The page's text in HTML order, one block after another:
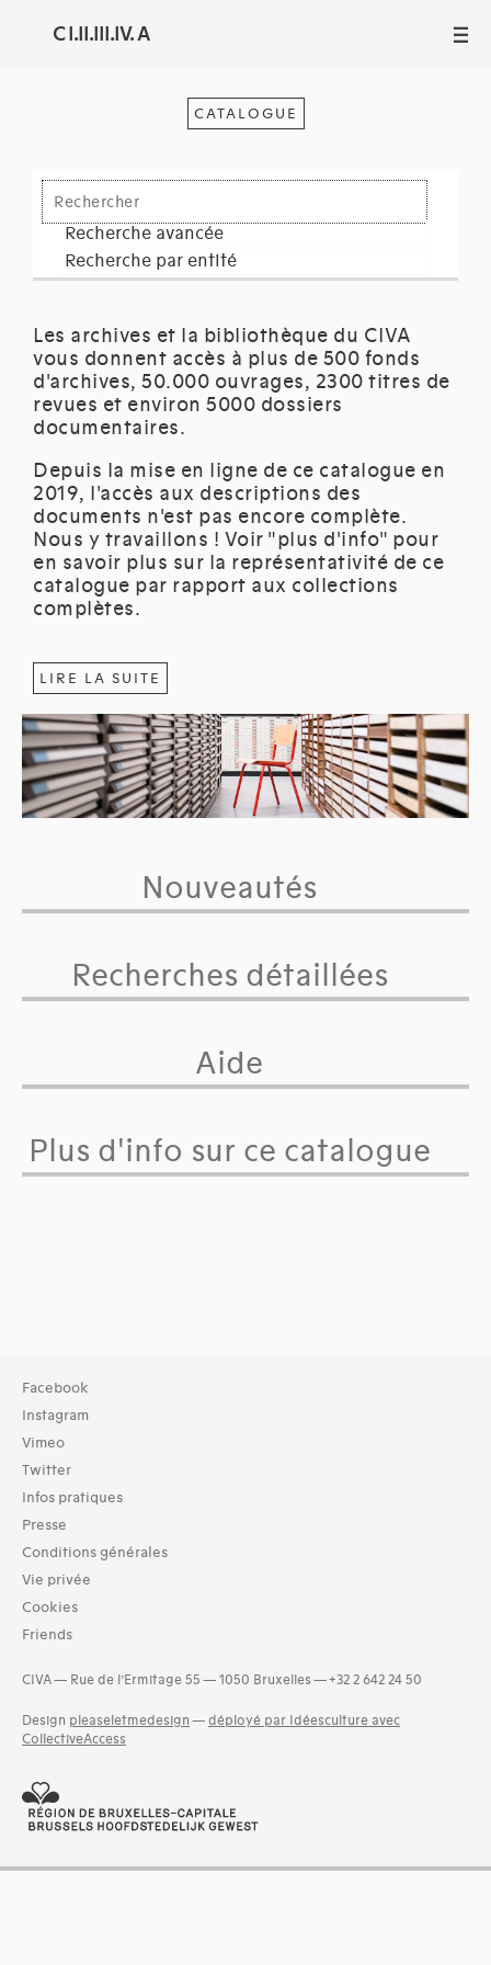
C I.II.III.IV. A III
CATALOGUE
Recherche avancée
Recherche par entité
Les archives et la bibliothèque du CIVA
vous donnent accès à plus de 500 fonds
d'archives, 50.000 ouvrages, 2300 titres de
revues et environ 5000 dossiers
documentaires.
Depuis la mise en ligne de ce catalogue en
2019, l'accès aux descriptions des
documents n'est pas encore complète.
Nous y travaillons ! Voir "plus d'info" pour
en savoir plus sur la représentativité de ce
catalogue par rapport aux collections
complètes.
LIRE LA SUITE
Nouveautés
Recherches détaillées
Aide
Plus d'info sur ce catalogue
Facebook
Instagram
Vimeo
Twitter
Infos pratiques
Presse
Conditions générales
Vie privée
Cookies
Friends
CIVA — Rue de l’Ermitage 55 — 1050 Bruxelles — +32 2 642 24 50
Design pleaseletmedesign — déployé par Idéesculture avec
CollectiveAccess